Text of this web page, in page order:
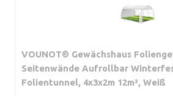
VOUNOT® Gewächshaus
Seitenwände Aufrollbar
Folientunnel, 4x3x2m 12m², Weiß